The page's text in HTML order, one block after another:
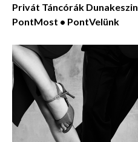
Privát Táncórák Dunakeszin
PontMost • PontVelünk